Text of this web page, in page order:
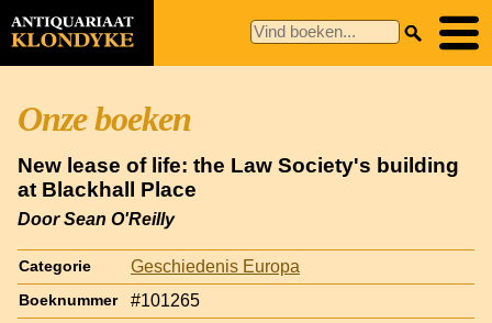
Onze boeken
New lease of life: the Law Society's building
at Blackhall Place
Door Sean O'Reilly
Categorie Geschiedenis Europa
Boeknummer #101265